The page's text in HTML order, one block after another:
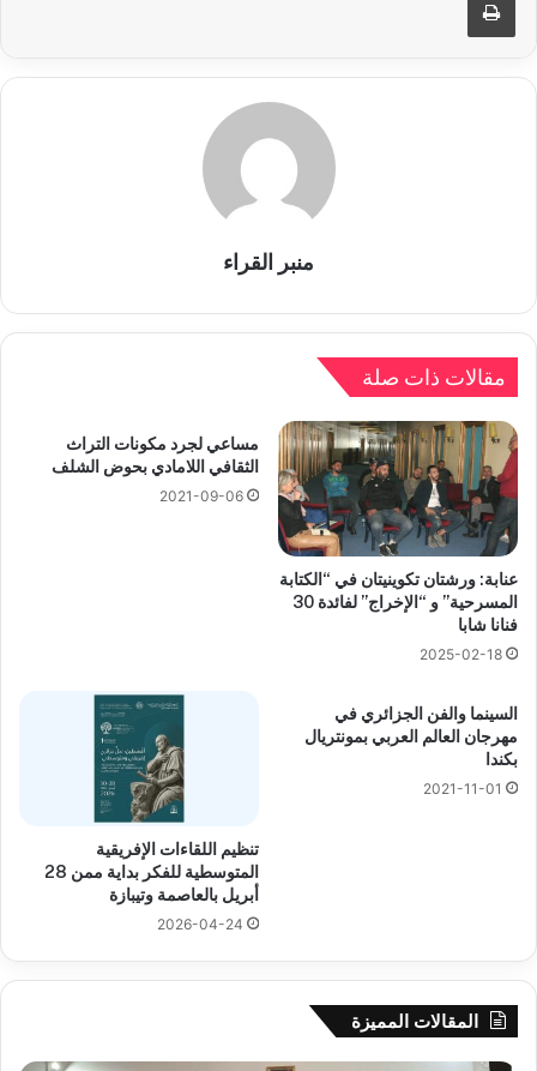
منبر القراء
مقالات ذات صلة
عنابة: ورشتان تكوينيتان في “الكتابة
المسرحية” و “الإخراج” لفائدة 30
فنانا شابا
2025-02-18
مساعي لجرد مكونات التراث
الثقافي اللامادي بحوض الشلف
2021-09-06
السينما والفن الجزائري في
مهرجان العالم العربي بمونتريال
بكندا
2021-11-01
تنظيم اللقاءات الإفريقية
المتوسطية للفكر بداية ممن 28
أبريل بالعاصمة وتيبازة
2026-04-24
المقالات المميزة